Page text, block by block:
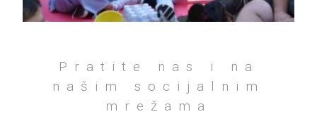
Pratite nas i na
našim socijalnim
mrežama